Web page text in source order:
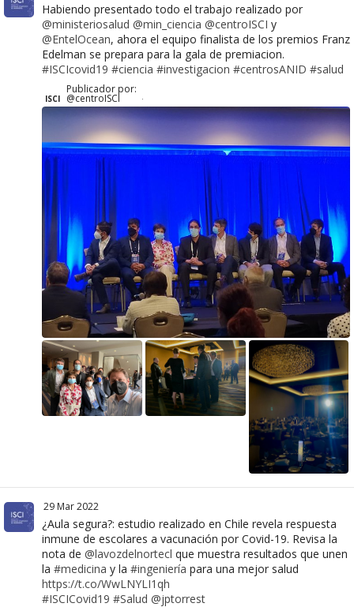
Habiendo presentado todo el trabajo realizado por
@ministeriosalud @min_ciencia @centroISCI y
@EntelOcean, ahora el equipo finalista de los premios Franz
Edelman se prepara para la gala de premiacion.
#ISCIcovid19 #ciencia #investigacion #centrosANID #salud
ISCI
Publicador por:
@centroISCI ·
29 Mar 2022
¿Aula segura?: estudio realizado en Chile revela respuesta
inmune de escolares a vacunación por Covid-19. Revisa la
nota de @lavozdelnortecl que muestra resultados que unen
la #medicina y la #ingeniería para una mejor salud
https://t.co/WwLNYLI1qh
#ISCICovid19 #Salud @jptorrest